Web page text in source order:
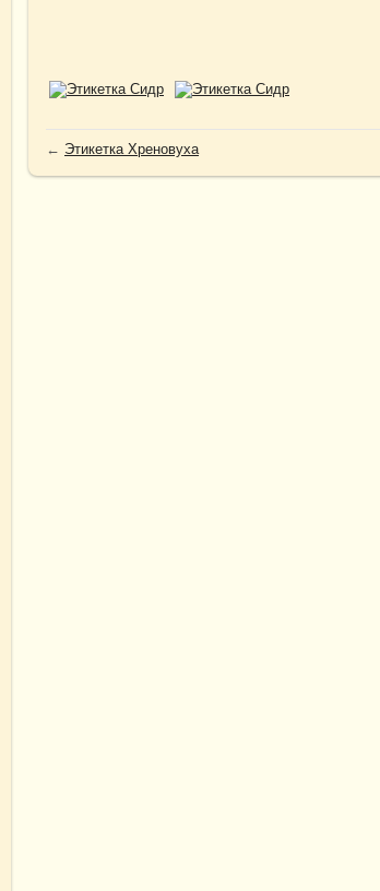
← Этикетка Хреновуха